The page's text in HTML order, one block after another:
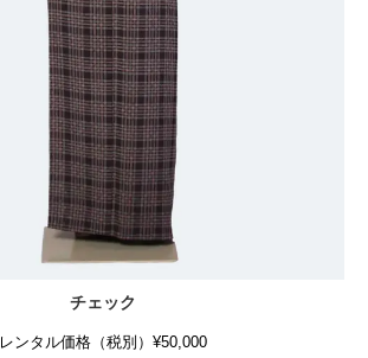
チェック
レンタル価格（税別）¥50,000